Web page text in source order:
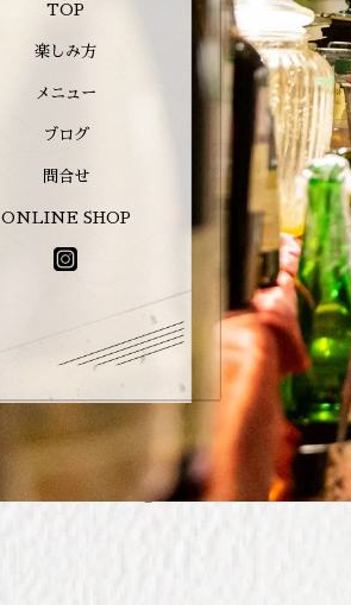
TOP
楽しみ方
メニュー
ブログ
問合せ
ONLINE SHOP
Instagram投稿 MAIN